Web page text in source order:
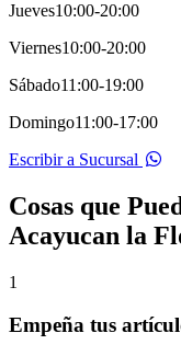
Jueves10:00-20:00
Viernes10:00-20:00
Sábado11:00-19:00
Domingo11:00-17:00
Escribir a Sucursal
Cosas que
Acayucan la
1
Empeña tus